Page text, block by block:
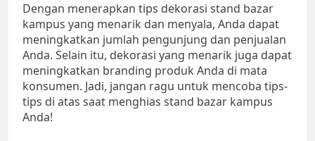
Dengan menerapkan tips dekorasi stand bazar
kampus yang menarik dan menyala, Anda dapat
meningkatkan jumlah pengunjung dan penjualan
Anda. Selain itu, dekorasi yang menarik juga dapat
meningkatkan branding produk Anda di mata
konsumen. Jadi, jangan ragu untuk mencoba tips-
tips di atas saat menghias stand bazar kampus
Anda!